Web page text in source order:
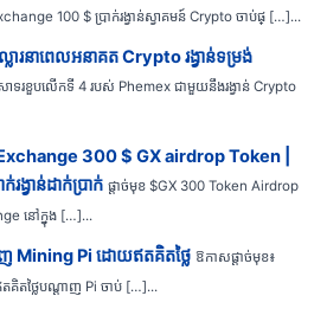
100 $ ប្រាក់រង្វាន់ស្វាគមន៍ Crypto ចាប់ផ្ […]...
រនាពេលអនាគត Crypto រង្វាន់ទម្រង់
ាទរខួបលើកទី 4 របស់ Phemex ជាមួយនឹងរង្វាន់ Crypto
300 $ GX airdrop Token |
រង្វាន់ដាក់ប្រាក់ ផ្តាច់មុខ $GX 300 Token Airdrop
នៅក្នុង […]...
Mining Pi ដោយឥតគិតថ្លៃ ឱកាសផ្តាច់មុខ៖
តគិតថ្លៃបណ្តាញ Pi ចាប់ […]...